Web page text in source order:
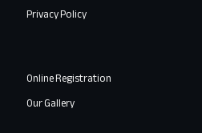
Privacy Policy
Online Registration
Our Gallery